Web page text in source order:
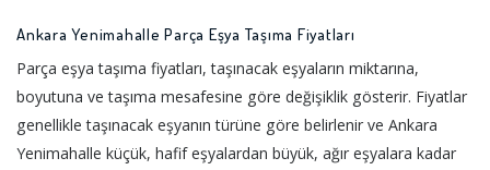
Ankara Yenimahalle Parça Eşya Taşıma Fiyatları
Parça eşya taşıma fiyatları, taşınacak eşyaların miktarına,
boyutuna ve taşıma mesafesine göre değişiklik gösterir. Fiyatlar
genellikle taşınacak eşyanın türüne göre belirlenir ve Ankara
Yenimahalle küçük, hafif eşyalardan büyük, ağır eşyalara kadar